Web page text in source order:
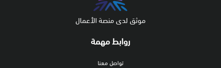
روابط مهمة
تواصل معنا
موثق لدى منصة الأعمال